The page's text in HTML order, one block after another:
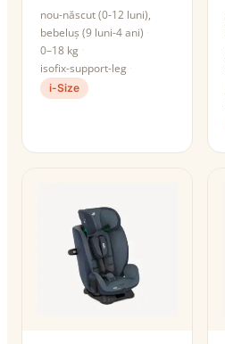
nou-născut (0-12 luni),
bebeluș (9 luni-4 ani)
0–18 kg
isofix-support-leg
i-Size